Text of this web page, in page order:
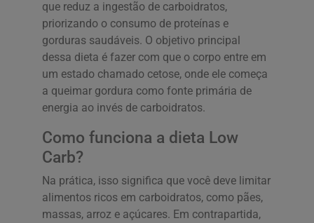
que reduz a ingestão de carboidratos,
priorizando o consumo de proteínas e
gorduras saudáveis. O objetivo principal
dessa dieta é fazer com que o corpo entre em
um estado chamado cetose, onde ele começa
a queimar gordura como fonte primária de
energia ao invés de carboidratos.
Como funciona a dieta Low
Carb?
Na prática, isso significa que você deve limitar
alimentos ricos em carboidratos, como pães,
massas, arroz e açúcares. Em contrapartida,